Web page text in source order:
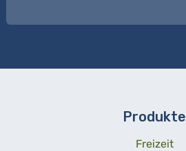
Produkte
Freizeit